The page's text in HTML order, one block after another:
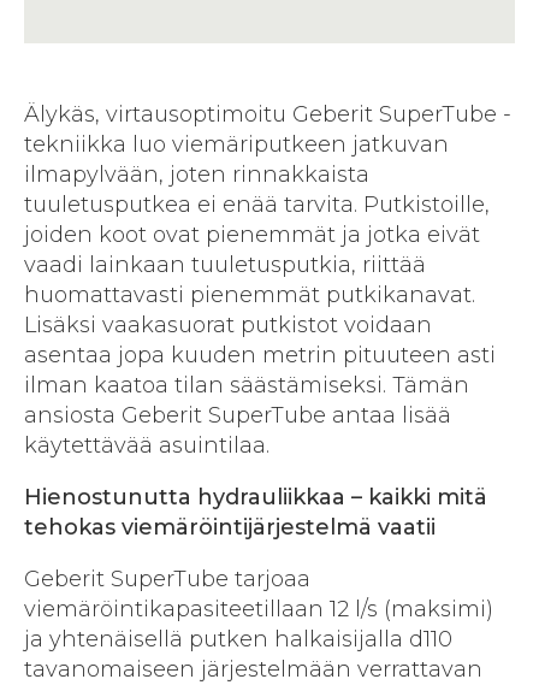
Älykäs, virtausoptimoitu Geberit SuperTube -
tekniikka luo viemäriputkeen jatkuvan
ilmapylvään, joten rinnakkaista
tuuletusputkea ei enää tarvita. Putkistoille,
joiden koot ovat pienemmät ja jotka eivät
vaadi lainkaan tuuletusputkia, riittää
huomattavasti pienemmät putkikanavat.
Lisäksi vaakasuorat putkistot voidaan
asentaa jopa kuuden metrin pituuteen asti
ilman kaatoa tilan säästämiseksi. Tämän
ansiosta Geberit SuperTube antaa lisää
käytettävää asuintilaa.
Hienostunutta hydrauliikkaa – kaikki mitä
tehokas viemäröintijärjestelmä vaatii
Geberit SuperTube tarjoaa
viemäröintikapasiteetillaan 12 l/s (maksimi)
ja yhtenäisellä putken halkaisijalla d110
tavanomaiseen järjestelmään verrattavan